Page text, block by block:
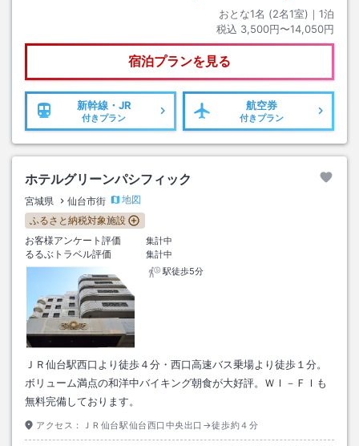
おとな1名 (2名1室)｜ 1泊
税込 3,500円〜14,050円
宿泊プランを見る
新幹線・JR
付きプラン
航空券
付きプラン
ホテルグリーンパシフィック
宮城県 仙台市街
地図
ふるさと納税対象施設
お客様アンケート評価
集計中
るるぶトラベル評価
集計中
駅徒歩5分
ＪＲ仙台駅西口より徒歩４分・西口高速バス乗場より徒歩１分。
ボリューム満点の和洋中バイキング朝食が大好評。ＷＩ－ＦＩも
無料完備しております。
アクセス： ＪＲ仙台駅仙台西口中央出口→徒歩約４分